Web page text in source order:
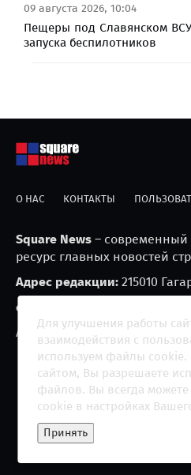
09 августа 2026, 10:04
Пещеры под Славянском
запуска беспилотников
О НАС КОНТАКТЫ
Square News –
ресурс главных новостей
Адрес редакции: 215010
e-mail:
Агрегатор новостей «Square
Copyright 2013 - ©
2026 All
Для улучшения работы
взаимодействия с
используем файлы cookie.
сайтом, Вы разрешаете
файлов. Вы всегда
cookie в настройках
Принять